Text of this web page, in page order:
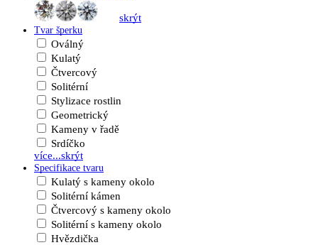
skrýt
Tvar šperku
Oválný
Kulatý
Čtvercový
Solitérní
Stylizace rostlin
Geometrický
Kameny v řadě
Srdíčko
více...skrýt
Specifikace tvaru
Kulatý s kameny okolo
Solitérní kámen
Čtvercový s kameny okolo
Solitérní s kameny okolo
Hvězdička